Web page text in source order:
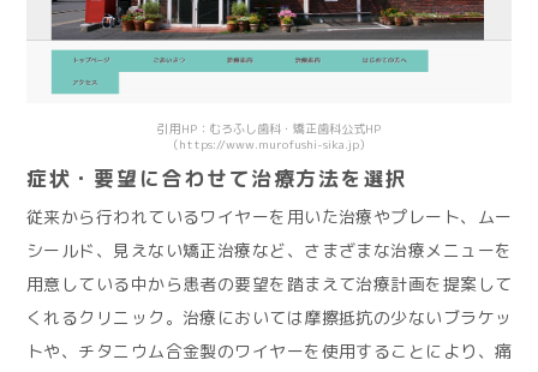
引用HP：むろふし歯科・矯正歯科公式HP
（https://www.murofushi-sika.jp）
症状・要望に合わせて治療方法を選択
従来から行われているワイヤーを用いた治療やプレート、ムー
シールド、見えない矯正治療など、さまざまな治療メニューを
用意している中から患者の要望を踏まえて治療計画を提案して
くれるクリニック。治療においては摩擦抵抗の少ないブラケッ
トや、チタニウム合金製のワイヤーを使用することにより、痛